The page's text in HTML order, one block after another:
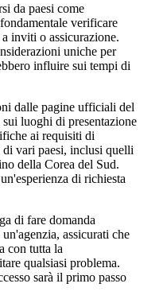
da paesi come
verificare
inviti o assicurazione.
uniche per
influire sui tempi di
dalle pagine ufficiali del
luoghi di presentazione
ai requisiti di
vari paesi, inclusi quelli
della Corea del Sud.
di richiesta
di fare domanda
assicurati che
con tutta la
qualsiasi problema.
sarà il primo passo